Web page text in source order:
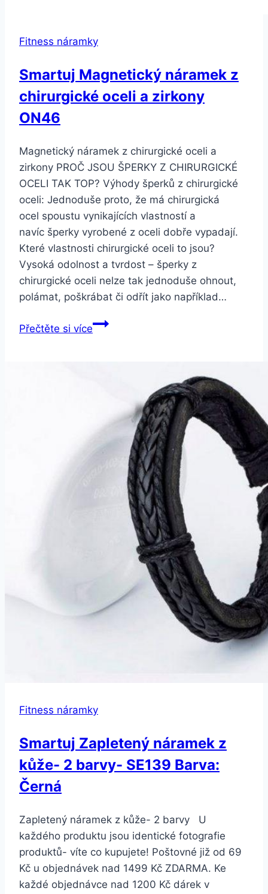
Fitness náramky
Smartuj Magnetický náramek z
chirurgické oceli a zirkony
ON46
Magnetický náramek z chirurgické oceli a
zirkony PROČ JSOU ŠPERKY Z CHIRURGICKÉ
OCELI TAK TOP? Výhody šperků z chirurgické
oceli: Jednoduše proto, že má chirurgická
ocel spoustu vynikajících vlastností a
navíc šperky vyrobené z oceli dobře vypadají.
Které vlastnosti chirurgické oceli to jsou?
Vysoká odolnost a tvrdost – šperky z
chirurgické oceli nelze tak jednoduše ohnout,
polámat, poškrábat či odřít jako například…
Přečtěte si víceSmartuj
zirkony
Fitness náramky
Smartuj Zapletený náramek z
kůže- 2 barvy- SE139 Barva:
Černá
Zapletený náramek z kůže- 2 barvy U
každého produktu jsou identické fotografie
produktů- víte co kupujete! Poštovné již od 69
Kč u objednávek nad 1499 Kč ZDARMA. Ke
každé objednávce nad 1200 Kč dárek v